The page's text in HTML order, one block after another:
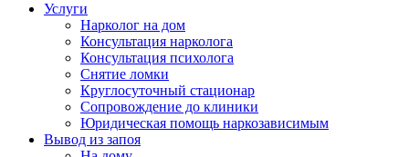
Услуги
Нарколог на дом
Консультация нарколога
Консультация психолога
Снятие ломки
Круглосуточный стационар
Сопровождение до клиники
Юридическая помощь наркозависимым
Вывод из запоя